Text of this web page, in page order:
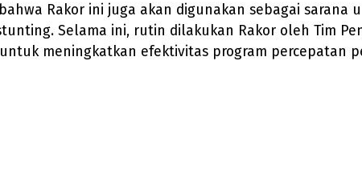
Rakor ini juga akan digunakan sebagai
Selama ini, rutin dilakukan Rakor oleh Tim
meningkatkan efektivitas program percepatan